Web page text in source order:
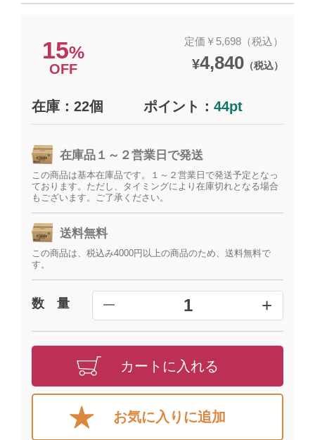
15%
OFF
定価￥5,698（税込）
¥4,840（税込）
在庫：22個 ポイント：44pt
在庫品１～２営業日で発送
この商品は基本在庫品です。１～２営業日で発送予定となっ
ております。ただし、タイミングにより在庫切れとなる場合
もございます。ご了承ください。
送料無料
この商品は、税込み4000円以上の商品のため、送料無料で
す。
数 量 ━ 1 +
カートに入れる
お気に入りに追加